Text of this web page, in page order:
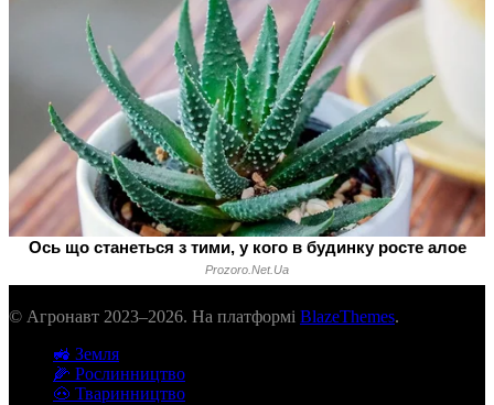
© Агронавт 2023–2026. На платформі BlazeThemes.
🚜 Земля
🌽 Рослинництво
🐽 Тваринництво